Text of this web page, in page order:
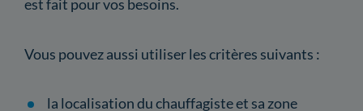
est fait pour vos besoins.
Vous pouvez aussi utiliser les critères suivants :
la localisation du chauffagiste et sa zone